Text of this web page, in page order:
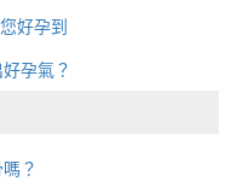
好孕到
孕氣？
？